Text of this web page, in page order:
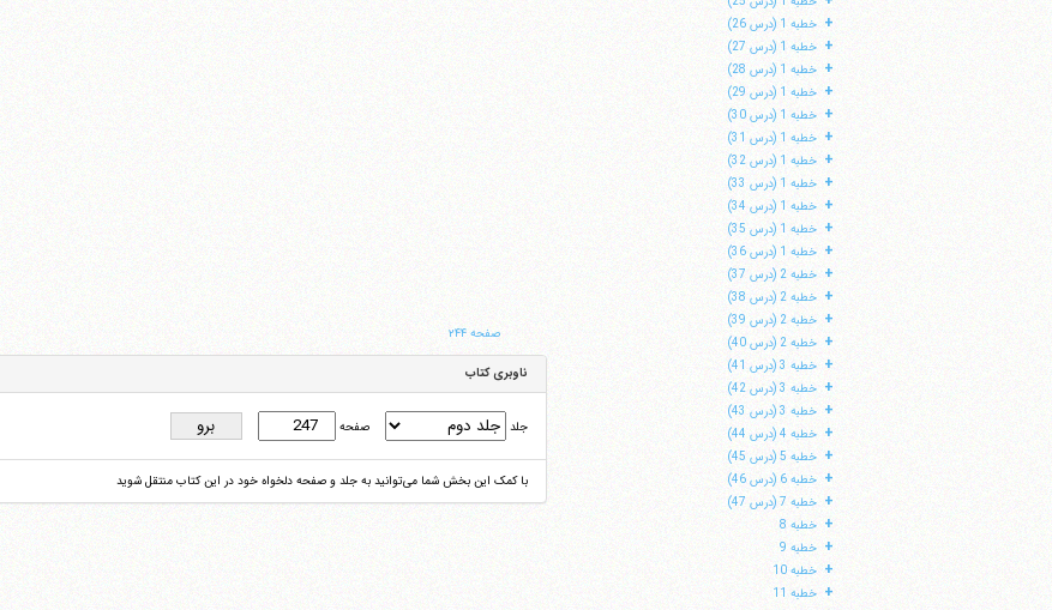
+ خطبه 1 (درس 26)
+ خطبه 1 (درس 27)
+ خطبه 1 (درس 28)
+ خطبه 1 (درس 29)
+ خطبه 1 (درس 30)
+ خطبه 1 (درس 31)
+ خطبه 1 (درس 32)
+ خطبه 1 (درس 33)
+ خطبه 1 (درس 34)
+ خطبه 1 (درس 35)
+ خطبه 1 (درس 36)
+ خطبه 2 (درس 37)
+ خطبه 2 (درس 38)
+ خطبه 2 (درس 39)
+ خطبه 2 (درس 40)
+ خطبه 3 (درس 41)
+ خطبه 3 (درس 42)
+ خطبه 3 (درس 43)
+ خطبه 4 (درس 44)
+ خطبه 5 (درس 45)
+ خطبه 6 (درس 46)
+ خطبه 7 (درس 47)
+ خطبه 8
+ خطبه 9
+ خطبه 10
+ خطبه 11
صفحه ۲۴۴
ناوبری کتاب
جلد صفحه
با کمک این بخش شما می‌توانید به جلد و صفحه دلخواه خود در این کتاب منتقل شوید